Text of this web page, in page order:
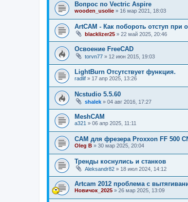
Вопрос по Vectric Aspire
wooden_usolie » 16 мар 2021, 18:03
ArtCAM - Как побороть отступ при
blacklizer25 » 22 май 2025, 20:46
Освоение FreeCAD
torvn77 » 12 июн 2015, 19:03
LightBurn Отсутствует функция.
radlif » 17 апр 2025, 13:26
Ncstudio 5.5.60
shalek » 04 авг 2016, 17:27
MeshCAM
a321 » 06 апр 2025, 11:11
CAM для фрезера Proxxon FF 500
Oleg B » 30 мар 2025, 20:04
Тренды коснулись и станков
Aleksandr82 » 18 июл 2024, 14:12
Artcam 2012 проблема с
Новичок_2025 » 26 мар 2025, 13:09